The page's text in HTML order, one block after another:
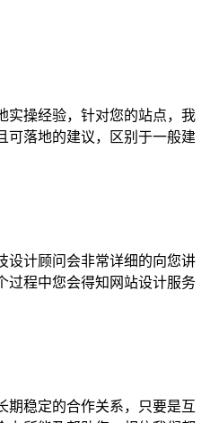
实操经验，针对您的站点，我
可落地的建议，区别于一般建
设计顾问会非常详细的向您讲
过程中您会得知网站设计服务
期稳定的合作关系，只要是互